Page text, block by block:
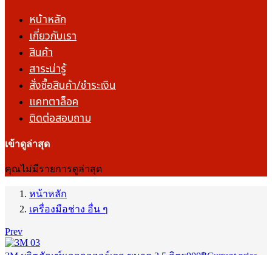
หน้าหลัก
เกี่ยวกับเรา
สินค้า
สาระน่ารู้
สั่งซื้อสินค้า/ชำระเงิน
แคทตาล็อค
ติดต่อสอบถาม
เข้าดูล่าสุด
คุณไม่มีรายการดูล่าสุด
หน้าหลัก
เครื่องมือช่าง อื่น ๆ
Prev